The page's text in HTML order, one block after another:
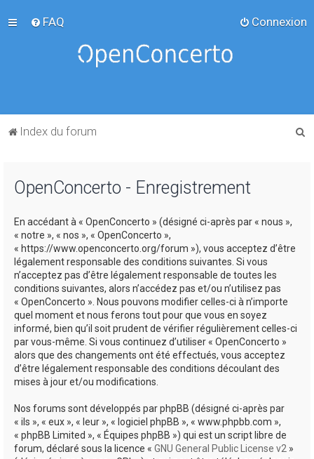
FAQ Connexion
Index du forum
OpenConcerto - Enregistrement
En accédant à « OpenConcerto » (désigné ci-après par « nous »,
« notre », « nos », « OpenConcerto »,
« https://www.openconcerto.org/forum »), vous acceptez d’être
légalement responsable des conditions suivantes. Si vous
n’acceptez pas d’être légalement responsable de toutes les
conditions suivantes, alors n’accédez pas et/ou n’utilisez pas
« OpenConcerto ». Nous pouvons modifier celles-ci à n’importe
quel moment et nous ferons tout pour que vous en soyez
informé, bien qu’il soit prudent de vérifier régulièrement celles-ci
par vous-même. Si vous continuez d’utiliser « OpenConcerto »
alors que des changements ont été effectués, vous acceptez
d’être légalement responsable des conditions découlant des
mises à jour et/ou modifications.
Nos forums sont développés par phpBB (désigné ci-après par
« ils », « eux », « leur », « logiciel phpBB », « www.phpbb.com »,
« phpBB Limited », « Équipes phpBB ») qui est un script libre de
forum, déclaré sous la licence « GNU General Public License v2 »